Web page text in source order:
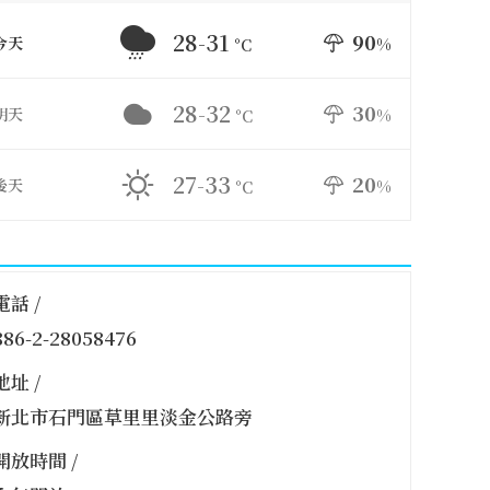
天 28-31 °C 90%
天 28-32 °C 30%
天 27-33 °C 20%
話 /
2-28058476
址 /
北市石門區草里里淡金公路旁
放時間 /